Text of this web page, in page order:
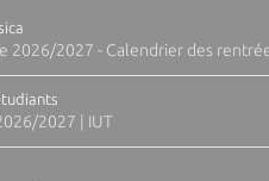
2026/2027 - Calendrier des
2027 | IUT